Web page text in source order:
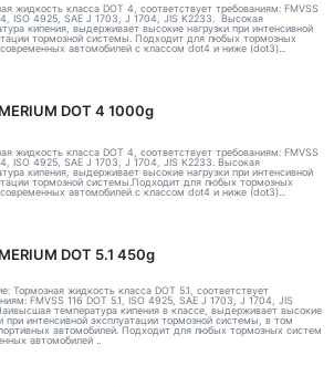
жидкость класса DOT 4, соответствует требованиям: FMVSS
ISO 4925, SAE J 1703, J 1704, JIS K2233. Высокая
кипения, выдерживает высокие нагрузки при интенсивной
тормозной системы. Подходит для любых тормозных
автомобилей с классом dot4 и ниже (dot3)...
DOT 4 1000g
жидкость класса DOT 4, соответствует требованиям: FMVSS
ISO 4925, SAE J 1703, J 1704, JIS K2233. Высокая
кипения, выдерживает высокие нагрузки при интенсивной
тормозной системы.Подходит для любых тормозных
автомобилей с классом dot4 и ниже (dot3)...
DOT 5.1 450g
Тормозная жидкость класса DOT 5.1, соответствует
FMVSS 116 DOT 5.1, ISO 4925, SAE J 1703, J 1704, JIS
температура кипения в классе, выдерживает высокие
при интенсивной эксплуатации тормозной системы, в том
автомобилей. Подходит для любых тормозных систем
автомобилей ..